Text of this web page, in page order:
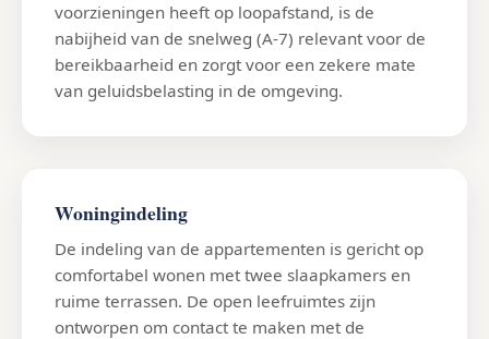
voorzieningen heeft op loopafstand, is de
nabijheid van de snelweg (A-7) relevant voor de
bereikbaarheid en zorgt voor een zekere mate
van geluidsbelasting in de omgeving.
Woningindeling
De indeling van de appartementen is gericht op
comfortabel wonen met twee slaapkamers en
ruime terrassen. De open leefruimtes zijn
ontworpen om contact te maken met de